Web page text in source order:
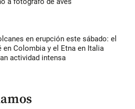
en erupción este sábado: el
en Colombia y el Etna en Italia
actividad intensa